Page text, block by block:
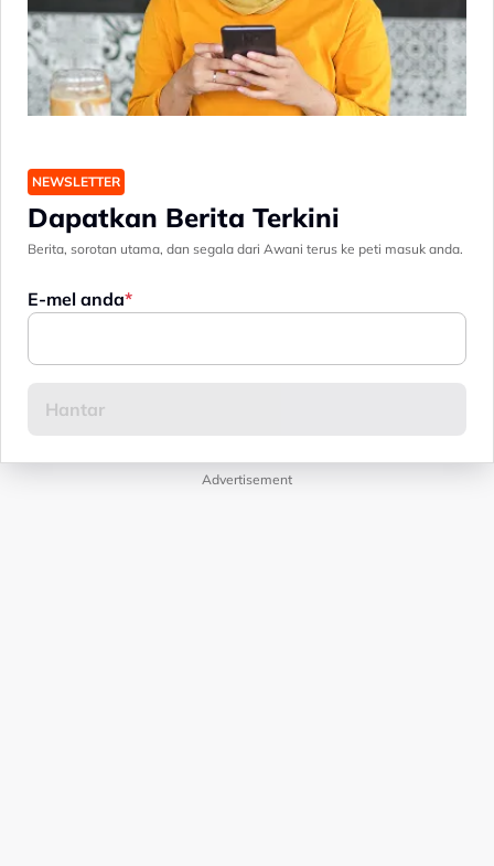
NEWSLETTER
Dapatkan Berita Terkini
Berita, sorotan utama, dan segala dari Awani terus ke peti masuk anda.
E-mel anda
Advertisement